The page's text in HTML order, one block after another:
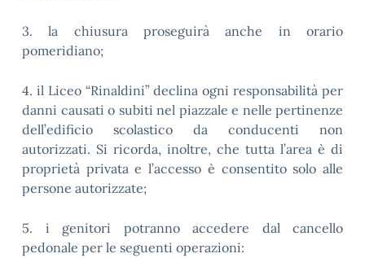
3. la chiusura proseguirà anche in orario
pomeridiano;
4. il Liceo “Rinaldini” declina ogni responsabilità per
danni causati o subiti nel piazzale e nelle pertinenze
dell’edificio scolastico da conducenti non
autorizzati. Si ricorda, inoltre, che tutta l’area è di
proprietà privata e l’accesso è consentito solo alle
persone autorizzate;
5. i genitori potranno accedere dal cancello
pedonale per le seguenti operazioni: